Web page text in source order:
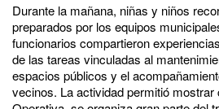
Durante la mañana, niñas y niños
preparados por los equipos
funcionarios compartieron
de las tareas vinculadas al
espacios públicos y el
vecinos. La actividad permitió